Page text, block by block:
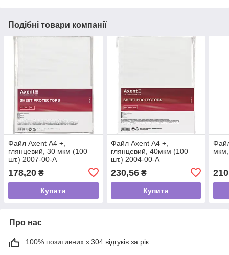
Подібні товари компанії
Файл Axent А4 +,
глянцевий, 30 мкм (100
шт.) 2007-00-A
178,20 ₴
Купити
Файл Axent А4 +,
глянцевий, 40мкм (100
шт.) 2004-00-A
230,56₴
Купити
Про нас
100% позитивних з 304 відгуків за рік